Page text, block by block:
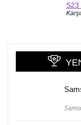
S23